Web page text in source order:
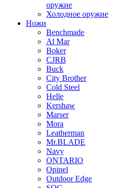
оружие
Холодное оружие
Ножи
Benchmade
Al Mar
Boker
CJRB
Buck
City Brother
Cold Steel
Helle
Kershaw
Marser
Mora
Leatherman
Mr.BLADE
Navy
ONTARIO
Opinel
Outdoor Edge